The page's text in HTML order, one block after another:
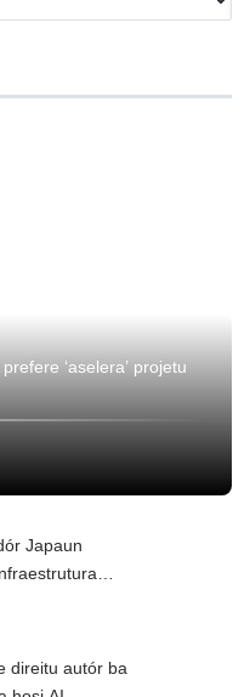
‘aselera’ projetu
Japaun
direitu autór ba